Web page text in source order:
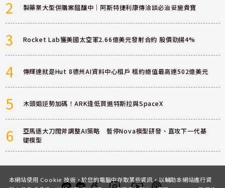
2 製藥業大型併購案醞釀中｜阿斯特捷利康傳洽談必治妥施貴寶
3 Rocket Lab獲美國太空軍2.66億美元發射合約 股價勁揚4%
4 傳輝達就是Hut 8德州AI資料中心租戶 租約總值最高達502億美元
5 木頭姐逆勢加碼！ARK逢低買進特斯拉與SpaceX
6
亞馬遜大刀闊斧調整AI策略 暫停Nova模型研發、直攻下一代基
礎模型
本網站使用 Cookie 技術，於您的電腦中存取某些資訊，以輔助本網站進行資